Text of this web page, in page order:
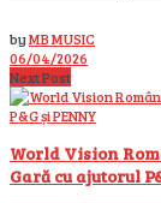
byMB MUSIC
06/04/2026
Next Post
World Vision
Gară cu ajutorul